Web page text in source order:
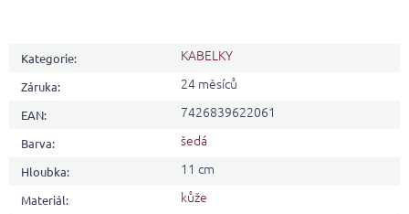
Kategorie: KABELKY
Záruka: 24 měsíců
EAN: 7426839622061
Barva: šedá
Hloubka: 11 cm
Materiál: kůže